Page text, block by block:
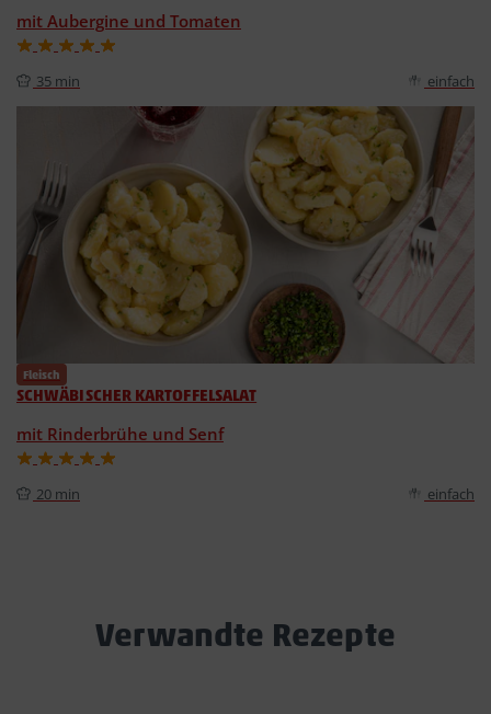
mit Aubergine und Tomaten
35 min einfach
Fleisch
SCHWÄBISCHER KARTOFFELSALAT
mit Rinderbrühe und Senf
20 min einfach
Verwandte Rezepte